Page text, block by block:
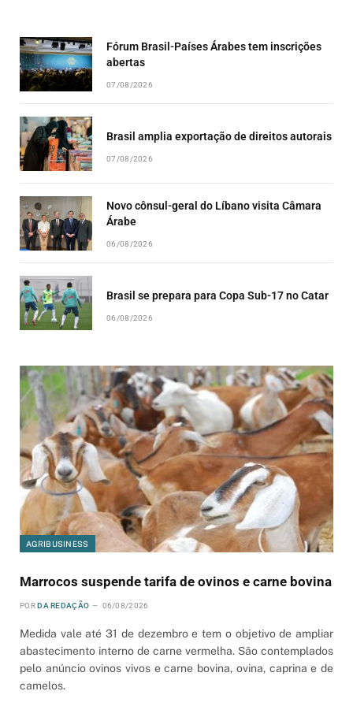
Fórum Brasil-Países Árabes tem inscrições
abertas
07/08/2026
Brasil amplia exportação de direitos autorais
07/08/2026
Novo cônsul-geral do Líbano visita Câmara
Árabe
06/08/2026
Brasil se prepara para Copa Sub-17 no Catar
06/08/2026
AGRIBUSINESS
Marrocos suspende tarifa de ovinos e carne bovina
POR DA REDAÇÃO 06/08/2026
Medida vale até 31 de dezembro e tem o objetivo de ampliar
abastecimento interno de carne vermelha. São contemplados
pelo anúncio ovinos vivos e carne bovina, ovina, caprina e de
camelos.